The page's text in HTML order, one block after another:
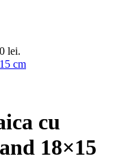
lei.
cm
cu
18×15